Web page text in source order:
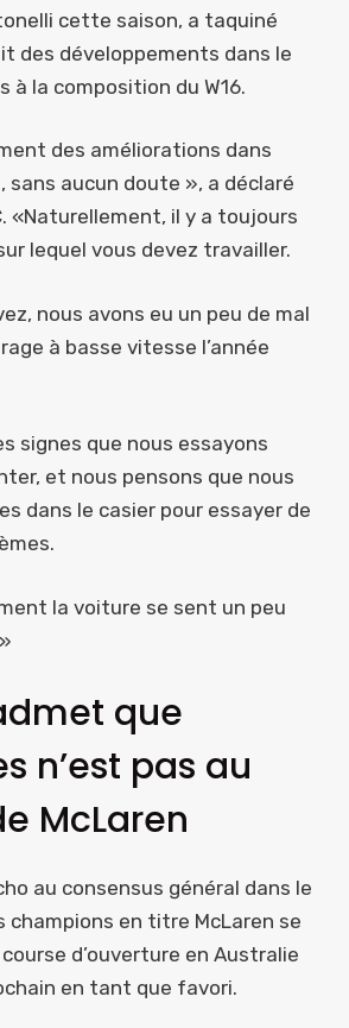
cette saison, a taquiné
des développements dans le
à la composition du W16.
des améliorations dans
aucun doute », a déclaré
«Naturellement, il y a toujours
lequel vous devez travailler.
nous avons eu un peu de mal
à basse vitesse l’année
signes que nous essayons
et nous pensons que nous
dans le casier pour essayer de
la voiture se sent un peu
que
n’est pas au
McLaren
au consensus général dans le
champions en titre McLaren se
d’ouverture en Australie
en tant que favori.